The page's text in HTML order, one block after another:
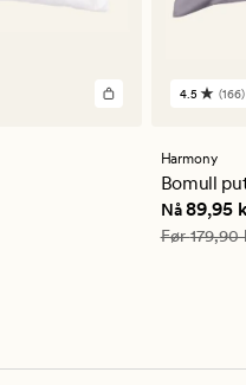
166
en
på
4.5
4.5 (166)
Harmony
Bomull
Nå 89,95
Vanlig pris
Før179,90